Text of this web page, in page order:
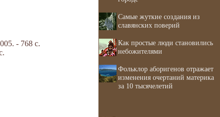
- 768 с.
Самые жуткие создания из
славянских поверий
Как простые люди становились
небожителями
Фольклор аборигенов отражает
изменения очертаний материка
за 10 тысячелетий